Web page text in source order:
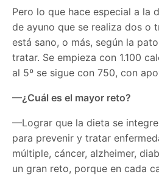
Pero lo que hace especial a la
de ayuno que se realiza dos o
está sano, o más, según la
tratar. Se empieza con 1.100
al 5º se sigue con 750, con
—¿Cuál es el mayor reto?
—Lograr que la dieta se
para prevenir y tratar
múltiple, cáncer, alzheimer,
un gran reto, porque en cada